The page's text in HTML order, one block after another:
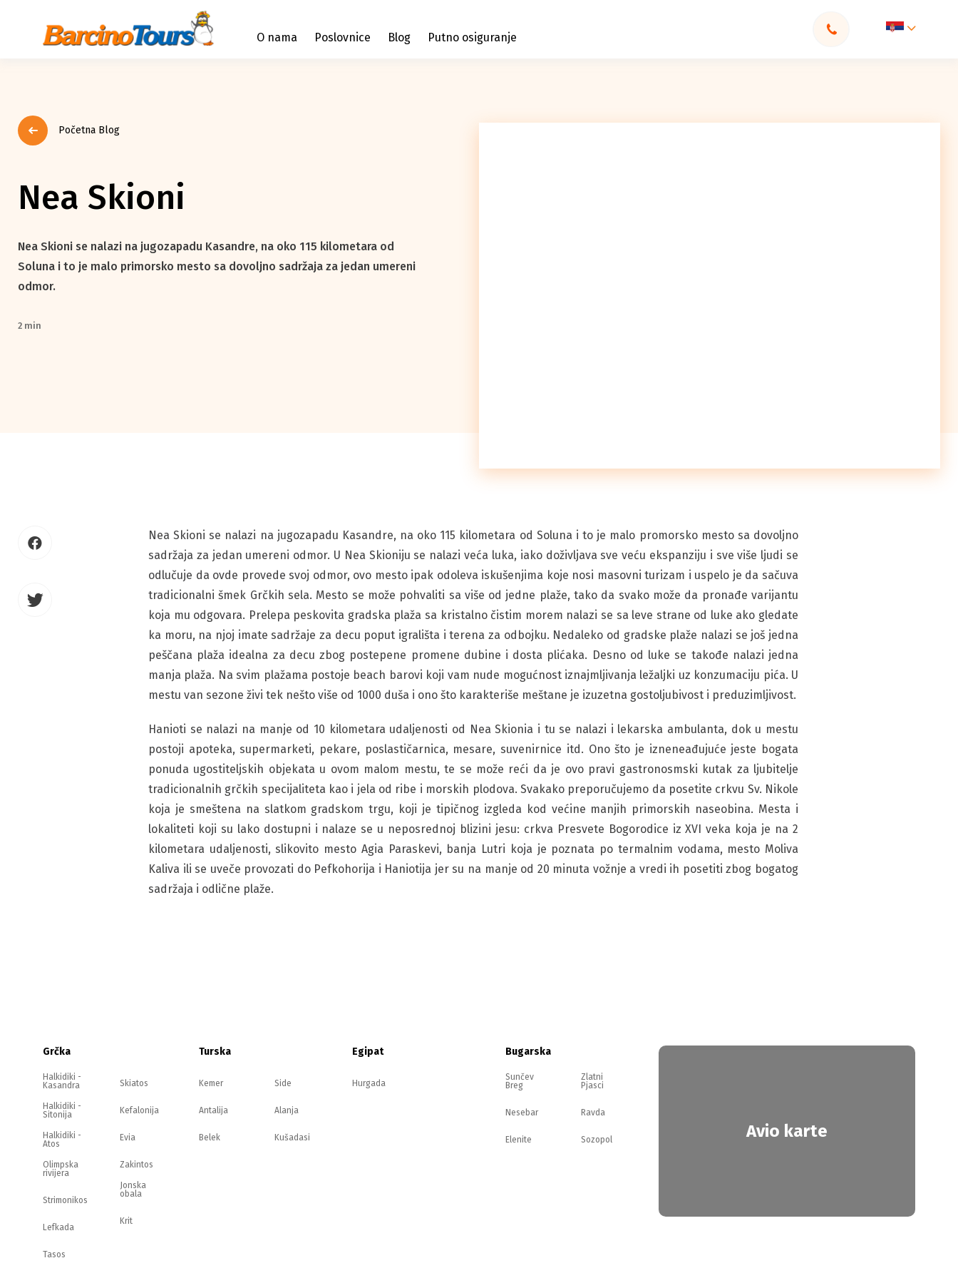
O nama Poslovnice Blog Putno osiguranje
Početna Blog
Nea Skioni
Nea Skioni se nalazi na jugozapadu Kasandre, na oko 115 kilometara od
Soluna i to je malo primorsko mesto sa dovoljno sadržaja za jedan umereni
odmor.
2 min
Nea Skioni se nalazi na jugozapadu Kasandre, na oko 115 kilometara od Soluna i to je malo promorsko mesto sa dovoljno
sadržaja za jedan umereni odmor. U Nea Skioniju se nalazi veća luka, iako doživljava sve veću ekspanziju i sve više ljudi se
odlučuje da ovde provede svoj odmor, ovo mesto ipak odoleva iskušenjima koje nosi masovni turizam i uspelo je da sačuva
tradicionalni šmek Grčkih sela. Mesto se može pohvaliti sa više od jedne plaže, tako da svako može da pronađe varijantu
koja mu odgovara. Prelepa peskovita gradska plaža sa kristalno čistim morem nalazi se sa leve strane od luke ako gledate
ka moru, na njoj imate sadržaje za decu poput igrališta i terena za odbojku. Nedaleko od gradske plaže nalazi se još jedna
peščana plaža idealna za decu zbog postepene promene dubine i dosta plićaka. Desno od luke se takođe nalazi jedna
manja plaža. Na svim plažama postoje beach barovi koji vam nude mogućnost iznajmljivanja ležaljki uz konzumaciju pića. U
mestu van sezone živi tek nešto više od 1000 duša i ono što karakteriše meštane je izuzetna gostoljubivost i preduzimljivost.
Hanioti se nalazi na manje od 10 kilometara udaljenosti od Nea Skionia i tu se nalazi i lekarska ambulanta, dok u mestu
postoji apoteka, supermarketi, pekare, poslastičarnica, mesare, suvenirnice itd. Ono što je izneneađujuće jeste bogata
ponuda ugostiteljskih objekata u ovom malom mestu, te se može reći da je ovo pravi gastronosmski kutak za ljubitelje
tradicionalnih grčkih specijaliteta kao i jela od ribe i morskih plodova. Svakako preporučujemo da posetite crkvu Sv. Nikole
koja je smeštena na slatkom gradskom trgu, koji je tipičnog izgleda kod većine manjih primorskih naseobina. Mesta i
lokaliteti koji su lako dostupni i nalaze se u neposrednoj blizini jesu: crkva Presvete Bogorodice iz XVI veka koja je na 2
kilometara udaljenosti, slikovito mesto Agia Paraskevi, banja Lutri koja je poznata po termalnim vodama, mesto Moliva
Kaliva ili se uveče provozati do Pefkohorija i Haniotija jer su na manje od 20 minuta vožnje a vredi ih posetiti zbog bogatog
sadržaja i odlične plaže.
Grčka
Halkidiki -
Kasandra
Halkidiki -
Sitonija
Halkidiki -
Atos
Olimpska
rivijera
Strimonikos
Lefkada
Tasos
Skiatos
Kefalonija
Evia
Zakintos
Jonska
obala
Krit
Turska
Kemer
Antalija
Belek
Side
Alanja
Kušadasi
Egipat
Hurgada
Bugarska
Sunčev
Breg
Nesebar
Elenite
Zlatni
Pjasci
Ravda
Sozopol Avio karte